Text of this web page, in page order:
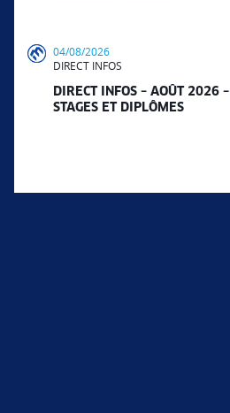
04/08/2026
DIRECT INFOS
DIRECT INFOS – AOÛT 2026
STAGES ET DIPLÔMES